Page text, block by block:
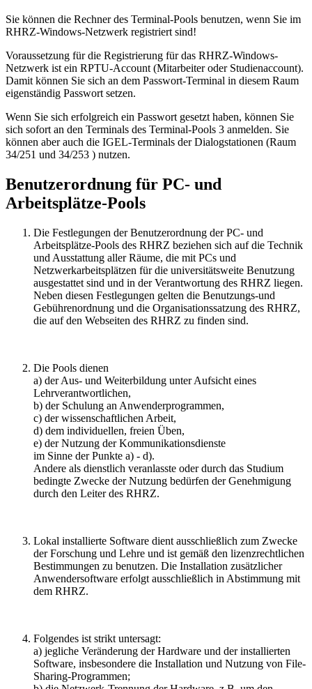
Sie können die Rechner des Terminal-Pools benutzen, wenn Sie im
RHRZ-Windows-Netzwerk registriert sind!
Voraussetzung für die Registrierung für das RHRZ-Windows-
Netzwerk ist ein RPTU-Account (Mitarbeiter oder Studienaccount).
Damit können Sie sich an dem Passwort-Terminal in diesem Raum
eigenständig Passwort setzen.
Wenn Sie sich erfolgreich ein Passwort gesetzt haben, können Sie
sich sofort an den Terminals des Terminal-Pools 3 anmelden. Sie
können aber auch die IGEL-Terminals der Dialogstationen (Raum
34/251 und 34/253 ) nutzen.
Benutzerordnung für PC- und
Arbeitsplätze-Pools
Die Festlegungen der Benutzerordnung der PC- und
Arbeitsplätze-Pools des RHRZ beziehen sich auf die Technik
und Ausstattung aller Räume, die mit PCs und
Netzwerkarbeitsplätzen für die universitätsweite Benutzung
ausgestattet sind und in der Verantwortung des RHRZ liegen.
Neben diesen Festlegungen gelten die Benutzungs-und
Gebührenordnung und die Organisationssatzung des RHRZ,
die auf den Webseiten des RHRZ zu finden sind.
Die Pools dienen
a) der Aus- und Weiterbildung unter Aufsicht eines
Lehrverantwortlichen,
b) der Schulung an Anwenderprogrammen,
c) der wissenschaftlichen Arbeit,
d) dem individuellen, freien Üben,
e) der Nutzung der Kommunikationsdienste
im Sinne der Punkte a) - d).
Andere als dienstlich veranlasste oder durch das Studium
bedingte Zwecke der Nutzung bedürfen der Genehmigung
durch den Leiter des RHRZ.
Lokal installierte Software dient ausschließlich zum Zwecke
der Forschung und Lehre und ist gemäß den lizenzrechtlichen
Bestimmungen zu benutzen. Die Installation zusätzlicher
Anwendersoftware erfolgt ausschließlich in Abstimmung mit
dem RHRZ.
Folgendes ist strikt untersagt:
a) jegliche Veränderung der Hardware und der installierten
Software, insbesondere die Installation und Nutzung von File-
Sharing-Programmen;